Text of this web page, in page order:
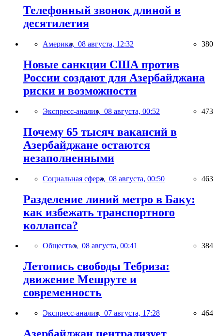
Телефонный звонок длиной в
десятилетия
Америка, 08 августа, 12:32 380
Новые санкции США против
России создают для Азербайджана
риски и возможности
Экспресс-анализ, 08 августа, 00:52 473
Почему 65 тысяч вакансий в
Азербайджане остаются
незаполненными
Социальная сфера, 08 августа, 00:50 463
Разделение линий метро в Баку:
как избежать транспортного
коллапса?
Общество, 08 августа, 00:41 384
Летопись свободы Тебриза:
движение Мешруте и
современность
Экспресс-анализ, 07 августа, 17:28 464